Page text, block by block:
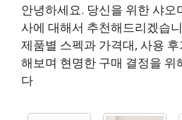
안녕하세요. 당신을 위한 샤오
사에 대해서 추천해드리겠습
제품별 스펙과 가격대, 사용
해보며 현명한 구매 결정을 위
다